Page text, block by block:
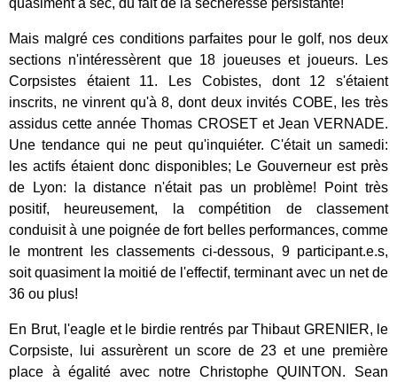
quasiment à sec, du fait de la sécheresse persistante!
Mais malgré ces conditions parfaites pour le golf, nos deux
sections n'intéressèrent que 18 joueuses et joueurs. Les
Corpsistes étaient 11. Les Cobistes, dont 12 s'étaient
inscrits, ne vinrent qu'à 8, dont deux invités COBE, les très
assidus cette année Thomas CROSET et Jean VERNADE.
Une tendance qui ne peut qu'inquiéter. C'était un samedi:
les actifs étaient donc disponibles; Le Gouverneur est près
de Lyon: la distance n'était pas un problème! Point très
positif, heureusement, la compétition de classement
conduisit à une poignée de fort belles performances, comme
le montrent les classements ci-dessous, 9 participant.e.s,
soit quasiment la moitié de l'effectif, terminant avec un net de
36 ou plus!
En Brut, l'eagle et le birdie rentrés par Thibaut GRENIER, le
Corpsiste, lui assurèrent un score de 23 et une première
place à égalité avec notre Christophe QUINTON. Sean